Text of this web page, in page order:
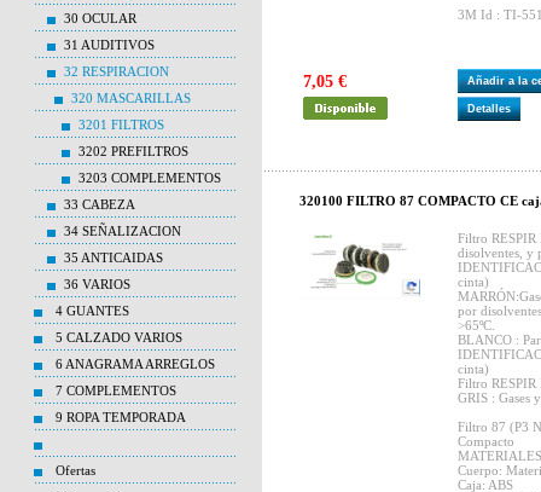
30 OCULAR
31 AUDITIVOS
32 RESPIRACION
320 MASCARILLAS
3201 FILTROS
3202 PREFILTROS
3203 COMPLEMENTOS
33 CABEZA
34 SEÑALIZACION
35 ANTICAIDAS
36 VARIOS
4 GUANTES
5 CALZADO VARIOS
6 ANAGRAMA ARREGLOS
7 COMPLEMENTOS
9 ROPA TEMPORADA
Ofertas
3M Id : TI-
7,05 € Añadir a la
Detalles
320100 FILTRO 87 COMPACTO CE
Filtro
disolventes, y
cinta)
por
>65ºC.
BLANCO :
cinta)
Filtro RESPIR
GRIS : Gases
Filtro 87 (P3
Compacto
Cuerpo:
Caja: ABS